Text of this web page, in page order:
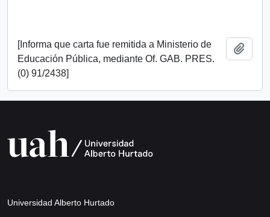
[Informa que carta fue remitida a Ministerio de
Educación Pública, mediante Of. GAB. PRES.
(0) 91/2438]
Universidad Alberto Hurtado